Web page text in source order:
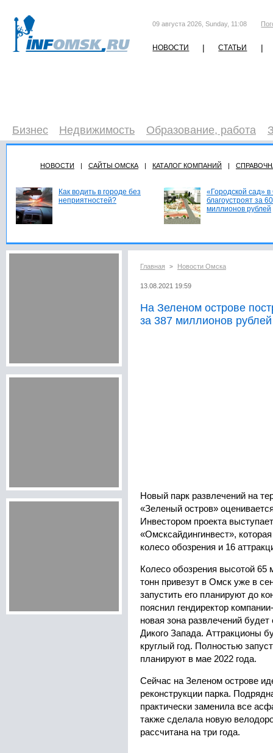
09 августа 2026, Sunday, 11:08
НОВОСТИ | СТАТЬИ |
Бизнес Недвижимость Образование, работа
НОВОСТИ | САЙТЫ ОМСКА | КАТАЛОГ КОМПАНИЙ |
Как водить в городе без
неприятностей?
«Городской сад»
благоустроят за 60
миллионов рублей
Главная > Новости Омска
13.08.2021 19:59
На Зеленом острове
за 387 миллионов рублей
Новый парк развлечений на
«Зеленый остров»
Инвестором проекта
«Омсксайдингинвест»,
колесо обозрения и 16
Колесо обозрения высотой 65
тонн привезут в Омск уже в
запустить его планируют до
пояснил гендиректор
новая зона развлечений
Дикого Запада. Аттракционы
круглый год. Полностью
планируют в мае 2022 года.
Сейчас на Зеленом острове
реконструкции парка.
практически заменила все
также сделала новую
рассчитана на три года.